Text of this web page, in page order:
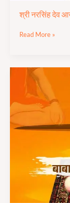
श्री नरसिंह देव
Read More »
गोरखनाथ
आरती
Baba
Aarti